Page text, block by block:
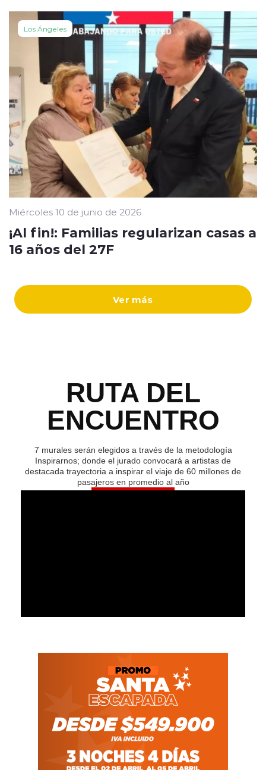
Ver más
Los Ángeles
Miércoles 10 de junio de 2026
¡Al fin!: Familias regularizan casas a
16 años del 27F
RUTA DEL
ENCUENTRO
7 murales serán elegidos a través de la metodología
Inspirarnos; donde el jurado convocará a artistas de
destacada trayectoria a inspirar el viaje de 60 millones de
pasajeros en promedio al año